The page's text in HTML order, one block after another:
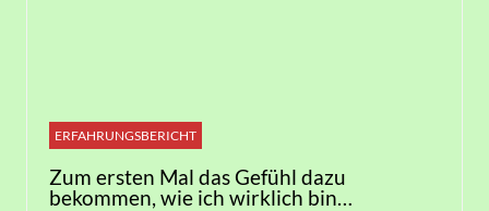
ERFAHRUNGSBERICHT
Zum ersten Mal das Gefühl dazu
bekommen, wie ich wirklich bin…